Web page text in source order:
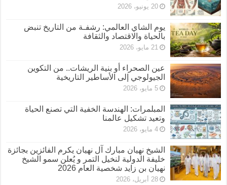
20 يونيو، 2026
يوم الشاي العالمي: رشفـة من التاريخ تنبض
بالحياة والاقتصاد والثقافة
21 مايو، 2026
عين الصحراء أو بنية الريشات.. من التكوين
الجيولوجي إلى الأساطير التاريخية
5 مايو، 2026
المبلمرات: الهندسة الخفية التي تصنع الحياة
وتعيد تشكيل عالمنا
4 مايو، 2026
الشيخ نهيان مبارك آل نهيان يكرم الفائزين بجائزة
خليفة الدولية لنخيل التمر و يُعلن سمو الشيخ
نهيان بن زايد شخصية العام 2026
28 أبريل، 2026